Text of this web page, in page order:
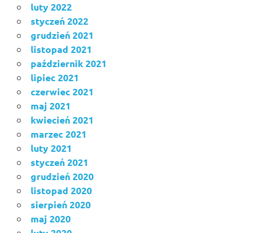
luty 2022
styczeń 2022
grudzień 2021
listopad 2021
październik 2021
lipiec 2021
czerwiec 2021
maj 2021
kwiecień 2021
marzec 2021
luty 2021
styczeń 2021
grudzień 2020
listopad 2020
sierpień 2020
maj 2020